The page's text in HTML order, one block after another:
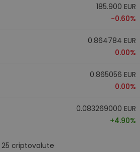
185.900 EUR
-0.60%
0.864784 EUR
0.00%
0.865056 EUR
0.00%
0.083269000 EUR
+4.90%
25 criptovalute